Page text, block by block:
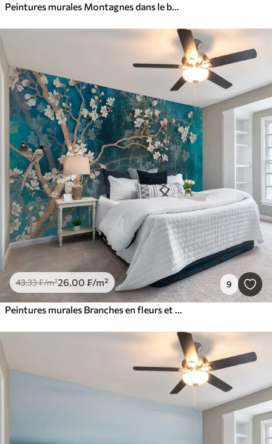
Peintures murales Montagnes dans le brouillard
43.33₣/m²26.00 ₣/m² 9
Peintures murales Branches en fleurs et oiseaux